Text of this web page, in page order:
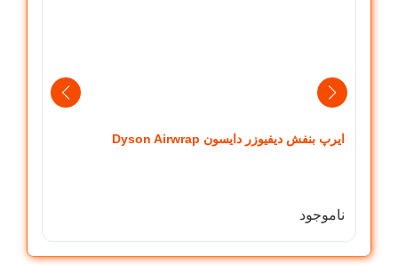
ایرپ بنفش دیفیوزر دایسون Dyson Airwrap
ناموجود